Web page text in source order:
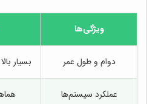
ویژگی‌ها
دوام و طول عمر بسیار
عملکرد سیستم‌ها